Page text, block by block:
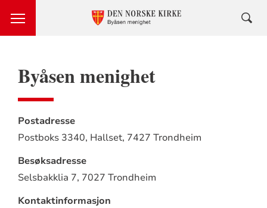
Byåsen menighet
Postadresse
Postboks 3340, Hallset, 7427 Trondheim
Besøksadresse
Selsbakklia 7, 7027 Trondheim
Kontaktinformasjon